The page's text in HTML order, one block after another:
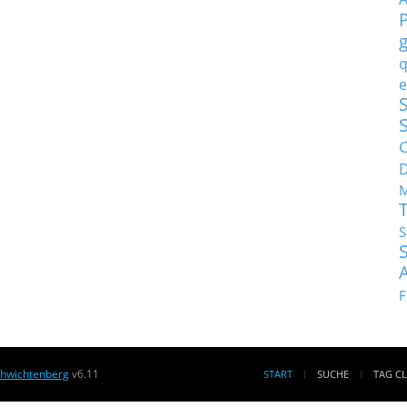
v6.11 START SUCHE TAG